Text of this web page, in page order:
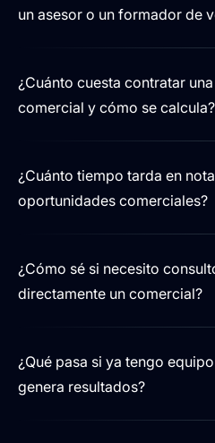
un asesor o un formador de
¿Cuánto cuesta contratar
comercial y cómo se calcula?
¿Cuánto tiempo tarda en
oportunidades comerciales?
¿Cómo sé si necesito
directamente un comercial?
¿Qué pasa si ya tengo
genera resultados?